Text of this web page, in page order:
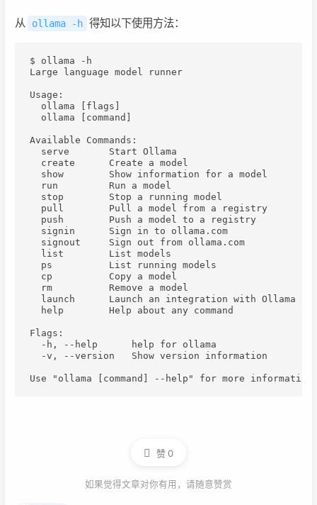
从 ollama -h 得知以下使用方法：
$ ollama -h
Large language model runner
Usage:
  ollama [flags]
  ollama [command]
Available Commands:
  serve       Start Ollama
  create      Create a model
  show        Show information for a model
  run         Run a model
  stop        Stop a running model
  pull        Pull a model from a registry
  push        Push a model to a registry
  signin      Sign in to ollama.com
  signout     Sign out from ollama.com
  list        List models
  ps          List running models
  cp          Copy a model
  rm          Remove a model
  launch      Launch an integration with Ollama
  help        Help about any command
Flags:
  -h, --help      help for ollama
  -v, --version   Show version information
赞0
如果觉得文章对你有用，请随意赞赏